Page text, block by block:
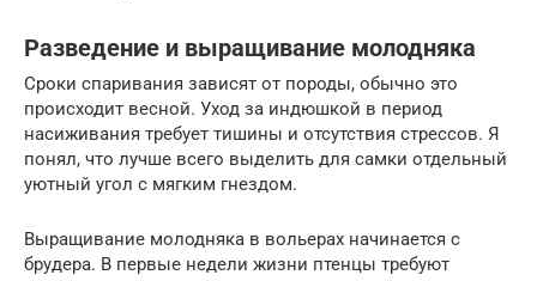
Разведение и выращивание молодняка
Сроки спаривания зависят от породы, обычно это
происходит весной. Уход за индюшкой в период
насиживания требует тишины и отсутствия стрессов. Я
понял, что лучше всего выделить для самки отдельный
уютный угол с мягким гнездом.
Выращивание молодняка в вольерах начинается с
брудера. В первые недели жизни птенцы требуют